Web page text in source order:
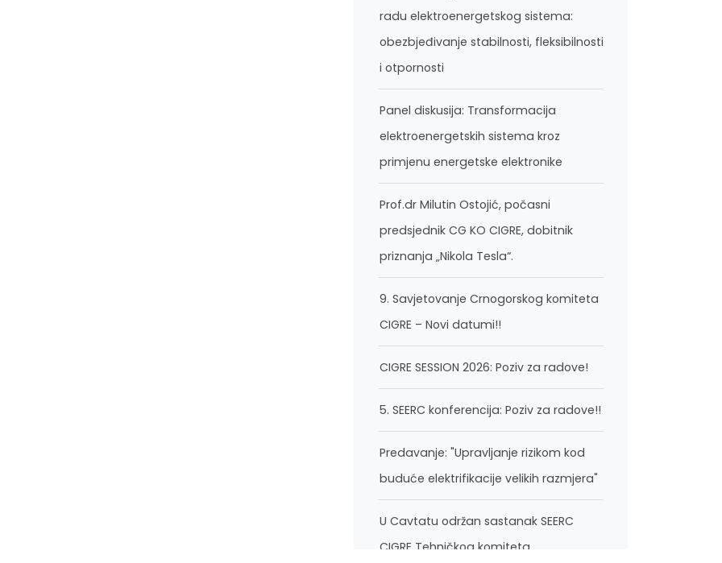
radu elektroenergetskog sistema:
obezbjeđivanje stabilnosti, fleksibilnosti
i otpornosti
Panel diskusija: Transformacija
elektroenergetskih sistema kroz
primjenu energetske elektronike
Prof.dr Milutin Ostojić, počasni
predsjednik CG KO CIGRE, dobitnik
priznanja „Nikola Tesla“.
9. Savjetovanje Crnogorskog komiteta
CIGRE – Novi datumi!!
CIGRE SESSION 2026: Poziv za radove!
5. SEERC konferencija: Poziv za radove!!
Predavanje: "Upravljanje rizikom kod
buduće elektrifikacije velikih razmjera"
U Cavtatu održan sastanak SEERC
CIGRE Tehničkog komiteta